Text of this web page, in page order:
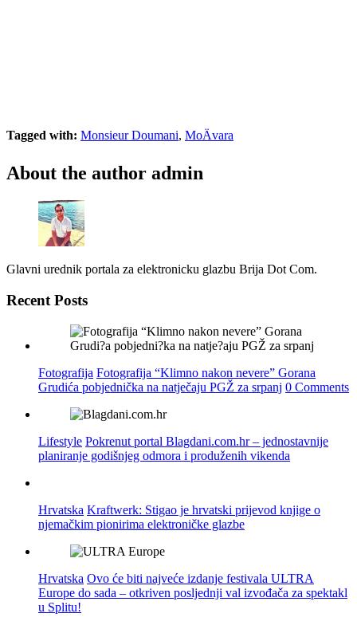
Tagged with: Monsieur Doumani, MoÄvara
About the author admin
Glavni urednik portala za elektronicku glazbu Brija Dot Com.
Recent Posts
Fotografija Fotografija “Klimno nakon nevere” Gorana
Grudića pobjednička na natječaju PGŽ za srpanj 0 Comments
Lifestyle Pokrenut portal Blagdani.com.hr – jednostavnije
planiranje godišnjeg odmora i produženih vikenda
Hrvatska Kraftwerk: Stigao je hrvatski prijevod knjige o
njemačkim pionirima elektroničke glazbe
Hrvatska Ovo će biti najveće izdanje festivala ULTRA
Europe do sada – otkriven posljednji val izvođača za spektakl
u Splitu!